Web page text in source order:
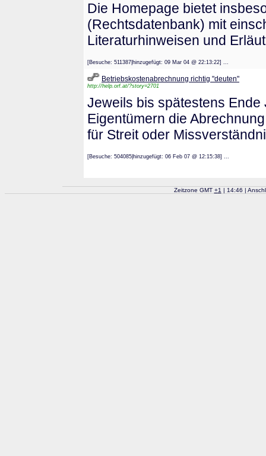
Die Homepage bietet
(Rechtsdatenbank) mit
Literaturhinweisen und
[Besuche: 511387|hinzugefügt: 09 Mar 04 @ 22:13:22] ...
Betriebskostenabrechnung richtig "deuten"
http://help.orf.at/?story=2701
Jeweils bis spätestens
Eigentümern die
für Streit oder
[Besuche: 504085|hinzugefügt: 06 Feb 07 @ 12:15:38] ...
Zeitzone GMT +1 | 14:46 |